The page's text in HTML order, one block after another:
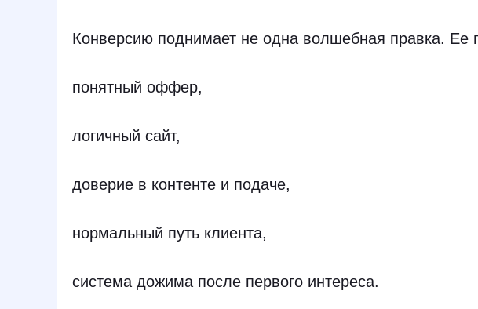
Конверсию поднимает не одна волшебная правка. Ее
понятный оффер,
логичный сайт,
доверие в контенте и подаче,
нормальный путь клиента,
система дожима после первого интереса.